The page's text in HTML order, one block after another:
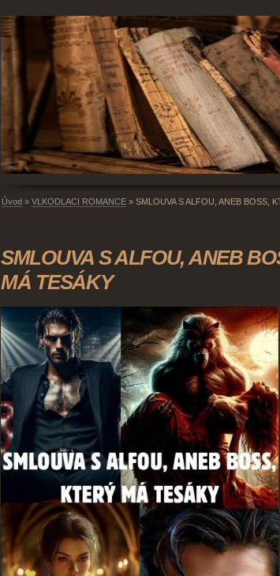
Úvod » VLKODLACI ROMANCE » SMLOUVA S ALFOU, ANEB BOSS,
SMLOUVA S ALFOU, ANEB
MÁ TESÁKY